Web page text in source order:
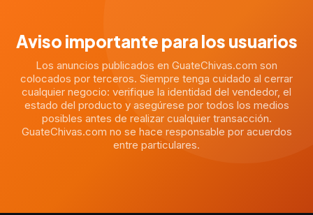
Aviso importante para los usuarios
Los anuncios publicados en GuateChivas.com son
colocados por terceros. Siempre tenga cuidado al cerrar
cualquier negocio: verifique la identidad del vendedor, el
estado del producto y asegúrese por todos los medios
posibles antes de realizar cualquier transacción.
GuateChivas.com no se hace responsable por acuerdos
entre particulares.